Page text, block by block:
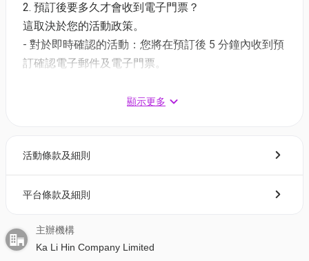
時間：11am-9pm
＊購票後必須預約入場｜預約連結▶️
https://inline.app/booking/tvconanten30th
優惠票：$98
^ 優惠票適用於3歲(含)以上或身高90公分以上之幼
童、持香港有效學生證之學生，以及持香港有效身份
文件或有效的全日制學生證。
^ 未滿3歲及90公分以下免費入場，入場前需出示相關
2. 預訂後要多久才會收到電子門票？
這取決於您的活動政策。
- 對於即時確認的活動：您將在預訂後 5 分鐘內收到預
訂確認電子郵件及電子門票。
1 - 3 個工作天內發送到您所登記的電郵地址。
- 會員可以下載《香港01》流動應用程式(APP) ，並以
購票時所綁定的電話號碼登入帳戶，順序按「我的」>
按「門票」> 點擊相關活動電子門票；
有電子門票附件(PDF)。
顯示更多
活動條款及細則
平台條款及細則
主辦機構
Ka Li Hin Company Limited